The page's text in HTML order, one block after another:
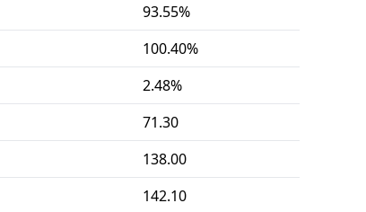
93.55%
100.40%
2.48%
71.30
138.00
142.10